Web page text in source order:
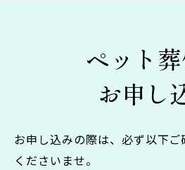
ペット
お申し
お申し込みの際は、必ず以下
くださいませ。